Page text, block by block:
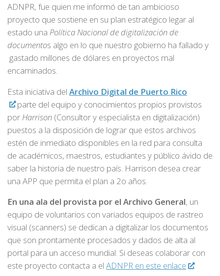
ADNPR, fue quien me informó de tan ambicioso
proyecto que sostiene en su plan estratégico legar al
estado una Política Nacional de digitalización de
documentos algo en lo que nuestro gobierno ha fallado y
gastado millones de dólares en proyectos mal
encaminados.
Esta iniciativa del Archivo Digital de Puerto Rico
parte del equipo y conocimientos propios provistos
por Harrison (Consultor y especialista en digitalización)
puestos a la disposición de lograr que estos archivos
estén de inmediato disponibles en la red para consulta
de académicos, maestros, estudiantes y público ávido de
saber la historia de nuestro país. Harrison desea crear
una APP que permita el plan a 2o años.
En una ala del provista por el Archivo General, un
equipo de voluntarios con variados equipos de rastreo
visual (scanners) se dedican a digitalizar los documentos
que son prontamente procesados y dados de alta al
portal para un acceso mundial. Si deseas colaborar con
este proyecto contacta a el ADNPR en este enlace .